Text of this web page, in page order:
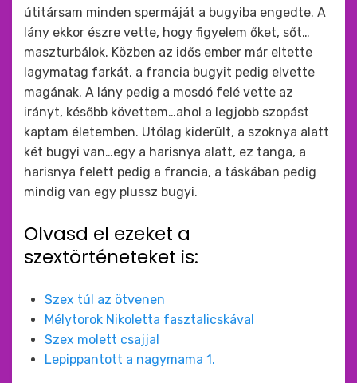
útitársam minden spermáját a bugyiba engedte. A
lány ekkor észre vette, hogy figyelem őket, sőt…
maszturbálok. Közben az idős ember már eltette
lagymatag farkát, a francia bugyit pedig elvette
magának. A lány pedig a mosdó felé vette az
irányt, később követtem…ahol a legjobb szopást
kaptam életemben. Utólag kiderült, a szoknya alatt
két bugyi van…egy a harisnya alatt, ez tanga, a
harisnya felett pedig a francia, a táskában pedig
mindig van egy plussz bugyi.
Olvasd el ezeket a
szextörténeteket is:
Szex túl az ötvenen
Mélytorok Nikoletta fasztalicskával
Szex molett csajjal
Lepippantott a nagymama 1.